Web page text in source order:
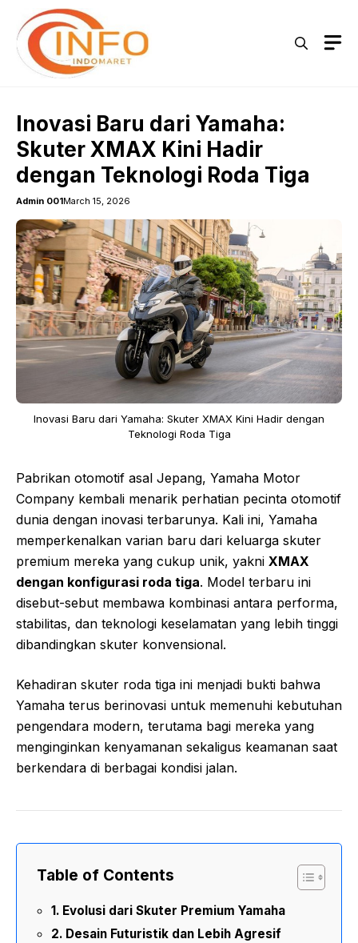
content
Inovasi Baru dari Yamaha:
Skuter XMAX Kini Hadir
dengan Teknologi Roda Tiga
Admin 001March 15, 2026
Inovasi Baru dari Yamaha: Skuter XMAX Kini Hadir dengan
Teknologi Roda Tiga
Pabrikan otomotif asal Jepang, Yamaha Motor
Company kembali menarik perhatian pecinta otomotif
dunia dengan inovasi terbarunya. Kali ini, Yamaha
memperkenalkan varian baru dari keluarga skuter
premium mereka yang cukup unik, yakni XMAX
dengan konfigurasi roda tiga. Model terbaru ini
disebut-sebut membawa kombinasi antara performa,
stabilitas, dan teknologi keselamatan yang lebih tinggi
dibandingkan skuter konvensional.
Kehadiran skuter roda tiga ini menjadi bukti bahwa
Yamaha terus berinovasi untuk memenuhi kebutuhan
pengendara modern, terutama bagi mereka yang
menginginkan kenyamanan sekaligus keamanan saat
berkendara di berbagai kondisi jalan.
Table of Contents
Evolusi dari Skuter Premium Yamaha
Desain Futuristik dan Lebih Agresif